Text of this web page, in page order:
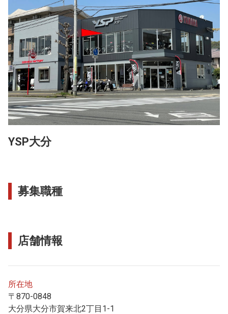
YSP大分
募集職種
店舗情報
所在地
〒870-0848
大分県大分市賀来北2丁目1-1